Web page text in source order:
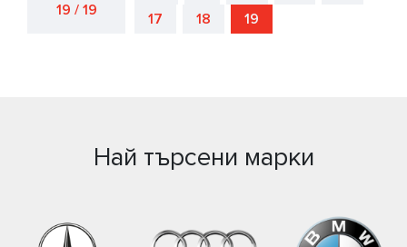
19 / 19
17
18 19
Най търсени марки